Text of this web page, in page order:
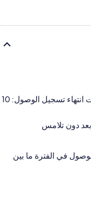
وقت بدء تسجيل الوصول: 4:00 عصرًا؛ وقت انتهاء تسجيل الوصول: 10
دون تلامس
في الفترة ما بين